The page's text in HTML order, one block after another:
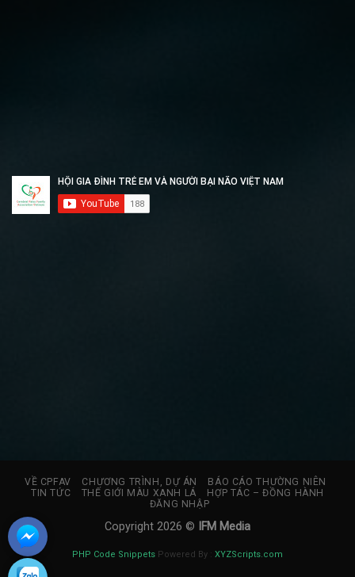
VỀ CPFAV CHƯƠNG TRÌNH, DỰ ÁN
BÁO CÁO THƯỜNG NIÊN
TIN TỨC
THẾ GIỚI MÀU XANH LÁ
HỢP TÁC – ĐỒNG HÀNH
ĐĂNG NHẬP
Copyright 2026 © IFM Media
PHP Code Snippets Powered By : XYZScripts.com